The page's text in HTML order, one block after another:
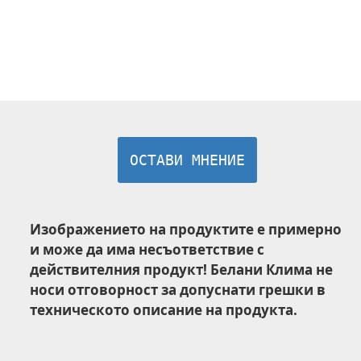
ОСТАВИ МНЕНИЕ
Изображението на продуктите е примерно
и може да има несъответствие с
действителния продукт! Белани Клима не
носи отговорност за допуснати грешки в
техническото описание на продукта.